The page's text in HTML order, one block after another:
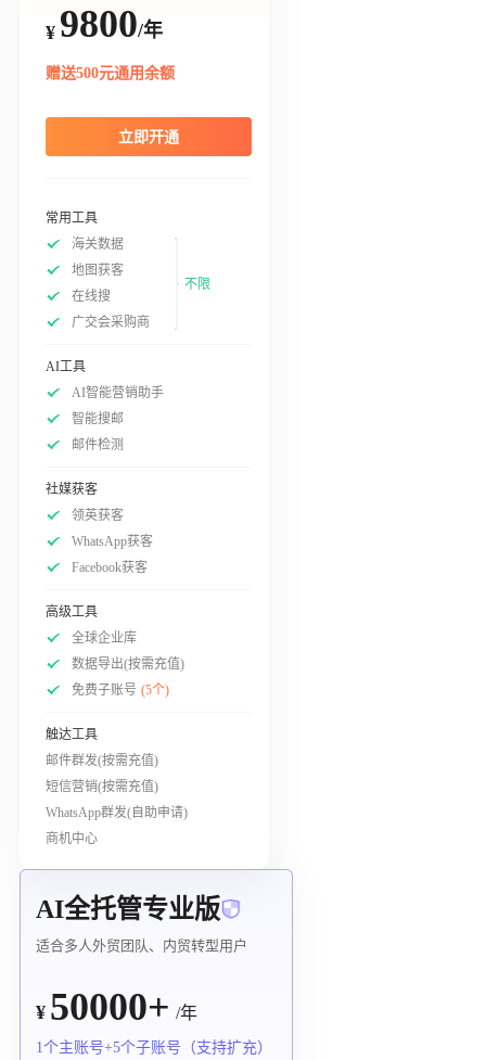
¥ 9800/年
赠送500元通用余额
立即开通
常用工具
海关数据
地图获客
在线搜
广交会采购商
不限
AI工具
AI智能营销助手
智能搜邮
邮件检测
社媒获客
领英获客
WhatsApp获客
Facebook获客
高级工具
全球企业库
数据导出(按需充值)
免费子账号 (5个)
触达工具
邮件群发(按需充值)
短信营销(按需充值)
WhatsApp群发(自助申请)
商机中心
AI全托管专业版
适合多人外贸团队、内贸转型用户
¥ 50000+ /年
1个主账号+5个子账号（支持扩充）